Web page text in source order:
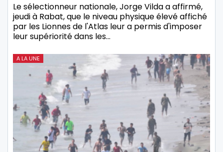
Le sélectionneur nationale, Jorge Vilda a affirmé,
jeudi à Rabat, que le niveau physique élevé affiché
par les Lionnes de l'Atlas leur a permis d'imposer
leur supériorité dans les…
A LA UNE